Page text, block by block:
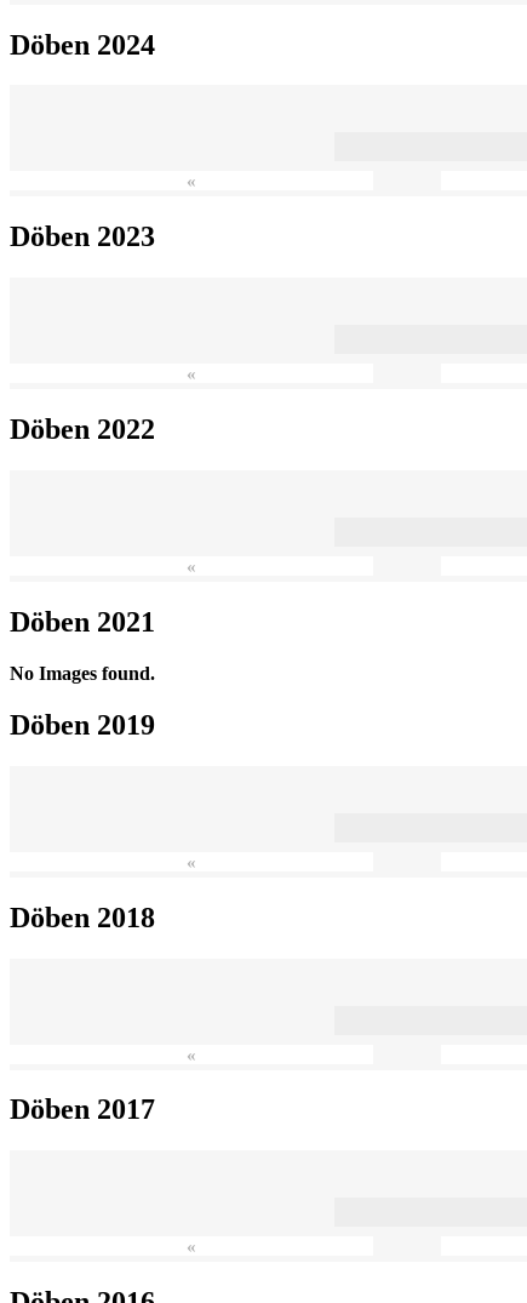
Döben 2024
«
Döben 2023
«
Döben 2022
«
Döben 2021
No Images found.
Döben 2019
«
Döben 2018
«
Döben 2017
«